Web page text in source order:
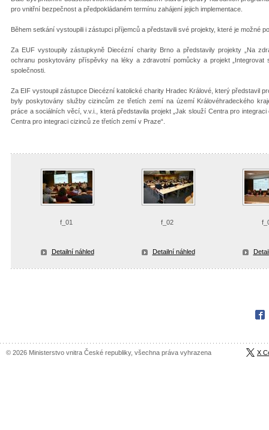
pro vnitřní bezpečnost a předpokládaném termínu zahájení jejich implementace.
Během setkání vystoupili i zástupci příjemců a představili své projekty, které je možné
Za EUF vystoupily zástupkyně Diecézní charity Brno a představily projekty „Na
ochranu poskytovány příspěvky na léky a zdravotní pomůcky a projekt
společnosti.
Za EIF vystoupil zástupce Diecézní katolické charity Hradec Králové, který představil
byly poskytovány služby cizincům ze třetích zemí na území Královéhradeckého
práce a sociálních věcí, v.v.i., která představila projekt „Jak slouží Centra pro
Centra pro integraci cizinců ze třetích zemí v Praze“.
f_01
Detailní náhled
f_02
Detailní náhled
© 2026 Ministerstvo vnitra České republiky, všechna práva vyhrazena X